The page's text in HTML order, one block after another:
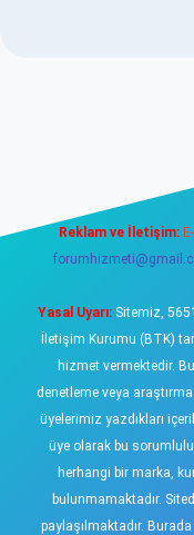
Reklam ve İletişim:
Yasal Uyarı:Sitemiz,
İletişim Kurumu (BTK)
hizmet vermektedir.
denetleme veya
üyelerimiz yazdıkları
üye olarak bu
herhangi bir marka,
bulunmamaktadır.
paylaşılmaktadır.